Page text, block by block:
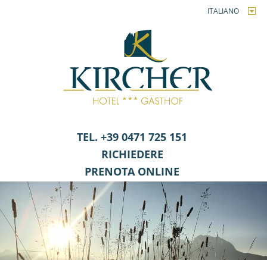
ITALIANO
TEL. +39 0471 725 151
RICHIEDERE
PRENOTA ONLINE